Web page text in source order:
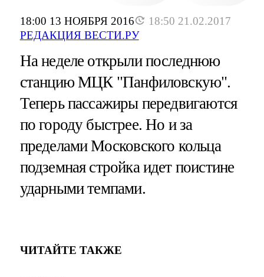
18:00 13 НОЯБРЯ 2016
18:50 21.02.2017
РЕДАКЦИЯ ВЕСТИ.РУ
На неделе открыли последнюю
станцию МЦК "Панфиловскую".
Теперь пассажиры передвигаются
по городу быстрее. Но и за
пределами Московского кольца
подземная стройка идет поистине
ударными темпами.
ЧИТАЙТЕ ТАКЖЕ